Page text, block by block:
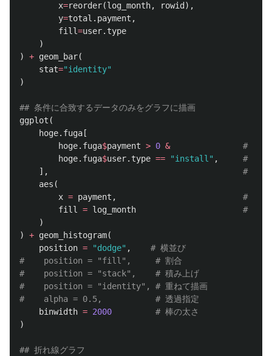
x=reorder(log_month, rowid ),
y=total.payment ,
fill=user.type
)
)
+ geom_bar(
stat="identity"
)
## 条件に合致するデータのみをグラフに描画
ggplot (
hoge.fuga [
hoge.fuga$payment > 0 &
#
hoge.fuga$user.type == "install" ,
#
],
# の場
aes (
x = payment ,
# X軸
fill
= log_month
# 出力
)
)
+ geom_histogram(
position = "dodge" ,
# 横並び
#    position = "fill",     # 割合
#    position = "stack",    # 積み上げ
#    position = "identity", # 重ねて描画
#    alpha = 0.5,           # 透過指定
binwidth = 2000
# 棒の太さ
)
## 折れ線グラフ